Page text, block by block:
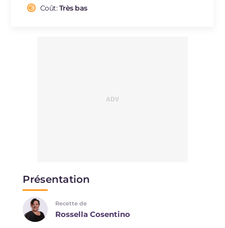
Coût:Très bas
Présentation
Recette de
Rossella Cosentino